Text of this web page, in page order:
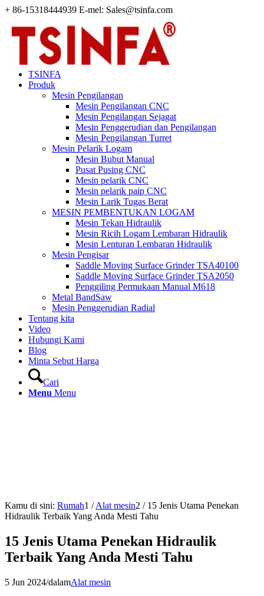
+ 86-15318444939 E-mel: Sales@tsinfa.com
TSINFA
Produk
Mesin Pengilangan
Mesin Pengilangan CNC
Mesin Pengilangan Sejagat
Mesin Penggerudian dan Pengilangan
Mesin Pengilangan Turret
Mesin Pelarik Logam
Mesin Bubut Manual
Pusat Pusing CNC
Mesin pelarik CNC
Mesin pelarik paip CNC
Mesin Larik Tugas Berat
MESIN PEMBENTUKAN LOGAM
Mesin Tekan Hidraulik
Mesin Ricih Logam Lembaran Hidraulik
Mesin Lenturan Lembaran Hidraulik
Mesin Pengisar
Saddle Moving Surface Grinder TSA40100
Saddle Moving Surface Grinder TSA2050
Penggiling Permukaan Manual M618
Metal BandSaw
Mesin Penggerudian Radial
Tentang kita
Video
Hubungi Kami
Blog
Minta Sebut Harga
Cari
Menu Menu
Kamu di sini: Rumah1 / Alat mesin2 / 15 Jenis Utama Penekan
Hidraulik Terbaik Yang Anda Mesti Tahu
15 Jenis Utama Penekan Hidraulik
Terbaik Yang Anda Mesti Tahu
5 Jun 2024/dalamAlat mesin